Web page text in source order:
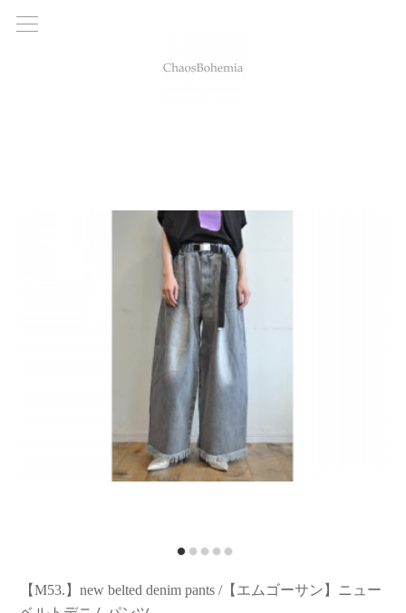
【M53.】new belted denim pants /【エムゴーサン】ニュー